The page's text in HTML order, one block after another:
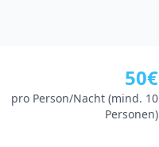
50€
pro Person/Nacht (mind. 10
Personen)